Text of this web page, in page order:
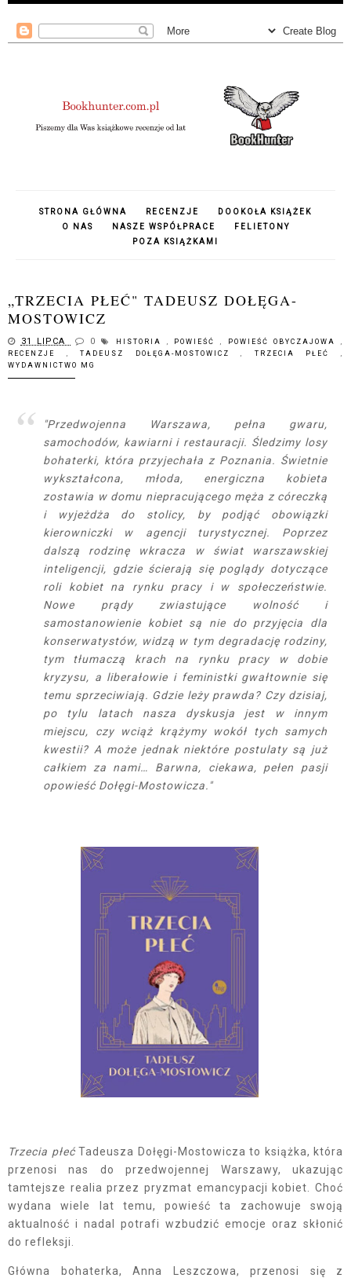
STRONA GŁÓWNA RECENZJE
DOOKOŁA KSIĄŻEK
O NAS
NASZE WSPÓŁPRACE
FELIETONY
POZA KSIĄŻKAMI
„TRZECIA PŁEĆ" TADEUSZ DOŁĘGA-
MOSTOWICZ
31 LIPCA 0 HISTORIA , POWIEŚĆ, POWIEŚĆ OBYCZAJOWA,
RECENZJE ,TADEUSZ DOŁĘGA-MOSTOWICZ, TRZECIA PŁEĆ,
WYDAWNICTWO MG
"Przedwojenna Warszawa, pełna gwaru,
samochodów, kawiarni i restauracji. Śledzimy losy
bohaterki, która przyjechała z Poznania. Świetnie
wykształcona, młoda, energiczna kobieta
zostawia w domu niepracującego męża z córeczką
i wyjeżdża do stolicy, by podjąć obowiązki
kierowniczki w agencji turystycznej. Poprzez
dalszą rodzinę wkracza w świat warszawskiej
inteligencji, gdzie ścierają się poglądy dotyczące
roli kobiet na rynku pracy i w społeczeństwie.
Nowe prądy zwiastujące wolność i
samostanowienie kobiet są nie do przyjęcia dla
konserwatystów, widzą w tym degradację rodziny,
tym tłumaczą krach na rynku pracy w dobie
kryzysu, a liberałowie i feministki gwałtownie się
temu sprzeciwiają. Gdzie leży prawda? Czy dzisiaj,
po tylu latach nasza dyskusja jest w innym
miejscu, czy wciąż krążymy wokół tych samych
kwestii? A może jednak niektóre postulaty są już
całkiem za nami… Barwna, ciekawa, pełen pasji
opowieść Dołęgi-Mostowicza."
Trzecia płećTadeusza Dołęgi-Mostowicza to książka, która
przenosi nas do przedwojennej Warszawy, ukazując
tamtejsze realia przez pryzmat emancypacji kobiet. Choć
wydana wiele lat temu, powieść ta zachowuje swoją
aktualność i nadal potrafi wzbudzić emocje oraz skłonić
do refleksji.
Główna bohaterka, Anna Leszczowa, przenosi się z